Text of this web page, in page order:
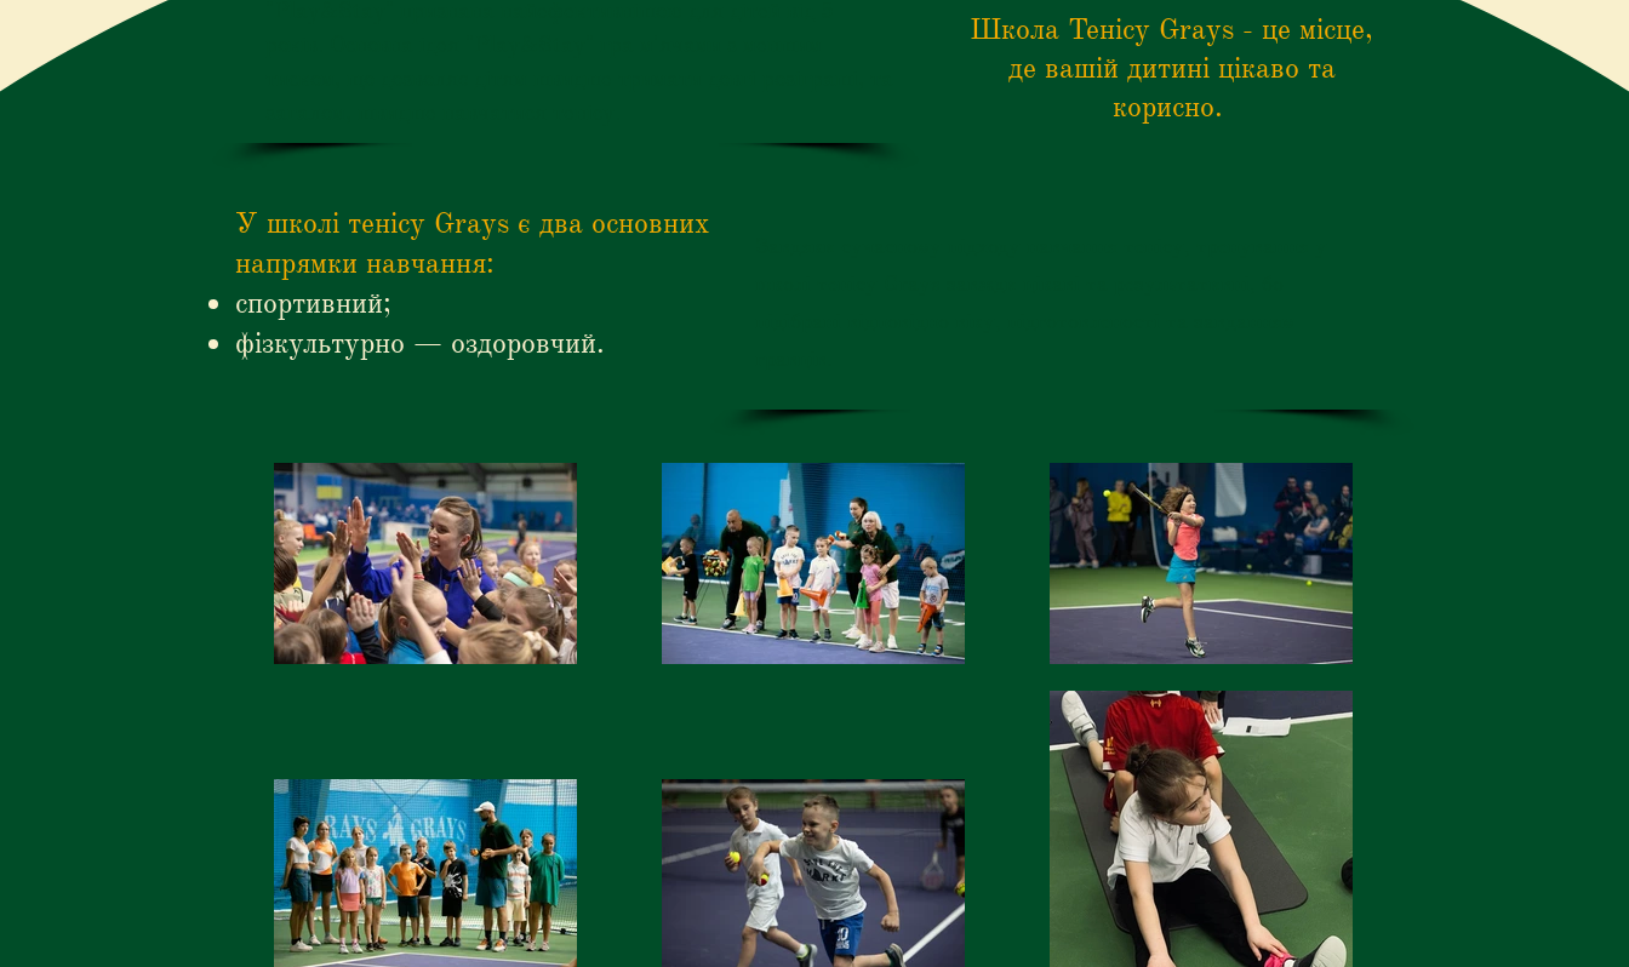
Школа Тенісу Grays - це місце,
де вашій дитині цікаво та
корисно.
У школі тенісу Grays є два основних
напрямки навчання:
спортивний;
фізкультурно — оздоровчий.